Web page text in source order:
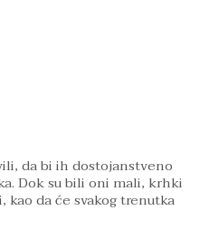
da bi ih dostojanstveno
Dok su bili oni mali, krhki
da će svakog trenutka